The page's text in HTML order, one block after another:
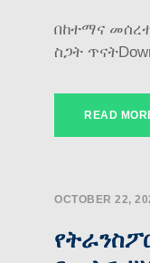
በከተማና
ስጋት
READ
OCTOBER 22,